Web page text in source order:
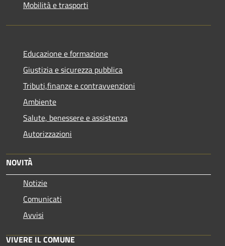
Mobilità e trasporti
Educazione e formazione
Giustizia e sicurezza pubblica
Tributi,finanze e contravvenzioni
Ambiente
Salute, benessere e assistenza
Autorizzazioni
NOVITÀ
Notizie
Comunicati
Avvisi
VIVERE IL COMUNE